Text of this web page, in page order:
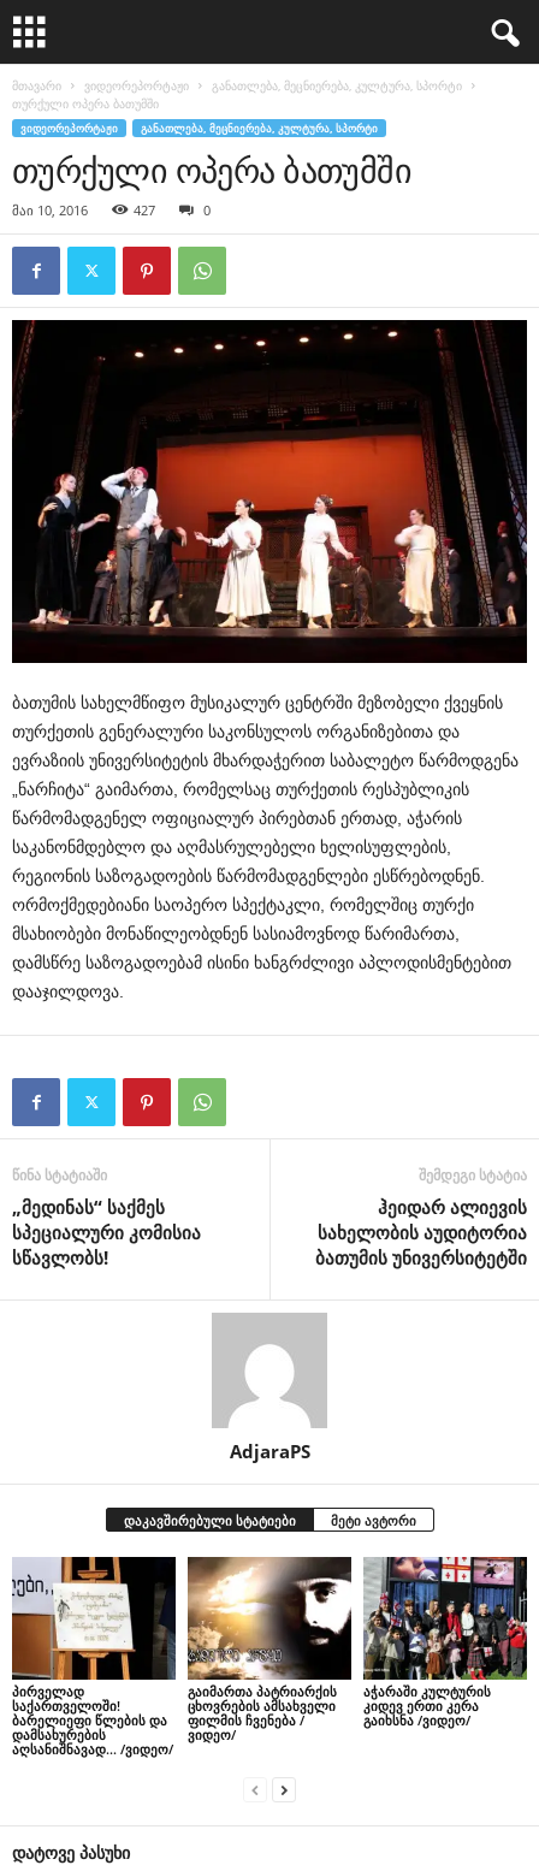
მთავარი ვიდეორეპორტაჟი
განათლება, მეცნიერება, კულტურა, სპორტი
თურქული ოპერა ბათუმში
ᲕᲘᲓᲔᲝᲠᲔᲞᲝᲠᲢᲐᲟᲘ ᲒᲐᲜᲐᲗᲚᲔᲑᲐ, ᲛᲔᲪᲜᲘᲔᲠᲔᲑᲐ, ᲙᲣᲚᲢᲣᲠᲐ, ᲡᲞᲝᲠᲢᲘ
თურქული ოპერა ბათუმში
მაი 10, 2016 427 0
ბათუმის სახელმწიფო მუსიკალურ ცენტრში მეზობელი ქვეყნის
თურქეთის გენერალური საკონსულოს ორგანიზებითა და
ევრაზიის უნივერსიტეტის მხარდაჭერით საბალეტო წარმოდგენა
„ნარჩიტა“ გაიმართა, რომელსაც თურქეთის რესპუბლიკის
წარმომადგენელ ოფიციალურ პირებთან ერთად, აჭარის
საკანონმდებლო და აღმასრულებელი ხელისუფლების,
რეგიონის საზოგადოების წარმომადგენლები ესწრებოდნენ.
ორმოქმედებიანი საოპერო სპექტაკლი, რომელშიც თურქი
მსახიობები მონაწილეობდნენ სასიამოვნოდ წარიმართა,
დამსწრე საზოგადოებამ ისინი ხანგრძლივი აპლოდისმენტებით
დააჯილდოვა.
წინა სტატიაში
„მედინას“ საქმეს
სპეციალური კომისია
სწავლობს!
შემდეგი სტატია
ჰეიდარ ალიევის
სახელობის აუდიტორია
ბათუმის უნივერსიტეტში
AdjaraPS
დაკავშირებული სტატიები მეტი ავტორი
პირველად
საქართველოში!
ბარელიეფი წლების და
დამსახურების
აღსანიშნავად… /ვიდეო/
გაიმართა პატრიარქის
ცხოვრების ამსახველი
ფილმის ჩვენება /
ვიდეო/
აჭარაში კულტურის
კიდევ ერთი კერა
გაიხსნა /ვიდეო/
დატოვე პასუხი